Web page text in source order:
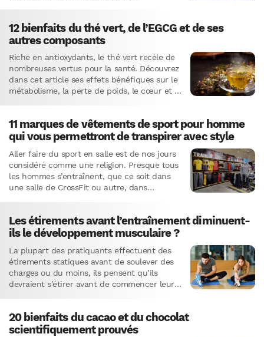
votre motivation et votre créativité.
12 bienfaits du thé vert, de l’EGCG et de ses
autres composants
Riche en antioxydants, le thé vert recèle de
nombreuses vertus pour la santé. Découvrez
dans cet article ses effets bénéfiques sur le
métabolisme, la perte de poids, le cœur et le
risque de maladies neurodégénératives.
11 marques de vêtements de sport pour homme
qui vous permettront de transpirer avec style
Aller faire du sport en salle est de nos jours
considéré comme une religion. Presque tous
les hommes s’entraînent, que ce soit dans
une salle de CrossFit ou autre, dans…
Les étirements avant l’entraînement diminuent-
ils le développement musculaire ?
La plupart des pratiquants effectuent des
étirements statiques avant de soulever des
charges ou du moins, ils pensent qu’ils
devraient s’étirer avant de commencer leur
20 bienfaits du cacao et du chocolat
scientifiquement prouvés